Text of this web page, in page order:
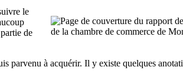
le
de
parvenu à acquérir. Il y existe quelques